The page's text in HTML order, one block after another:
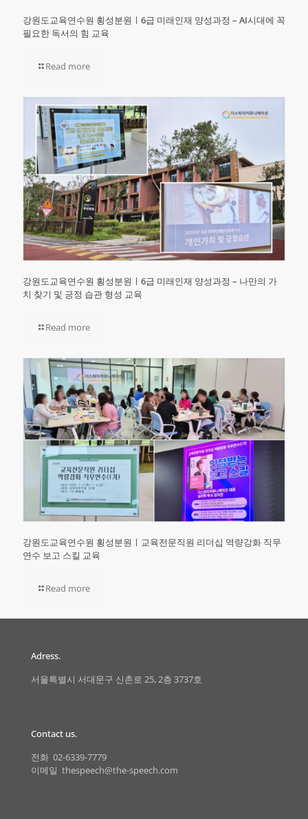
강원도교육연수원 횡성분원ㅣ6급 미래인재 양성과정 – AI시대에 꼭
필요한 독서의 힘 교육
Read more
강원도교육연수원 횡성분원ㅣ6급 미래인재 양성과정 – 나만의 가
치 찾기 및 긍정 습관 형성 교육
Read more
강원도교육연수원 횡성분원ㅣ교육전문직원 리더십 역량강화 직무
연수 보고 스킬 교육
Read more
Adress.
서울특별시 서대문구 신촌로 25, 2층 3737호
Contact us.
전화 02-6339-7779
이메일 thespeech@the-speech.com